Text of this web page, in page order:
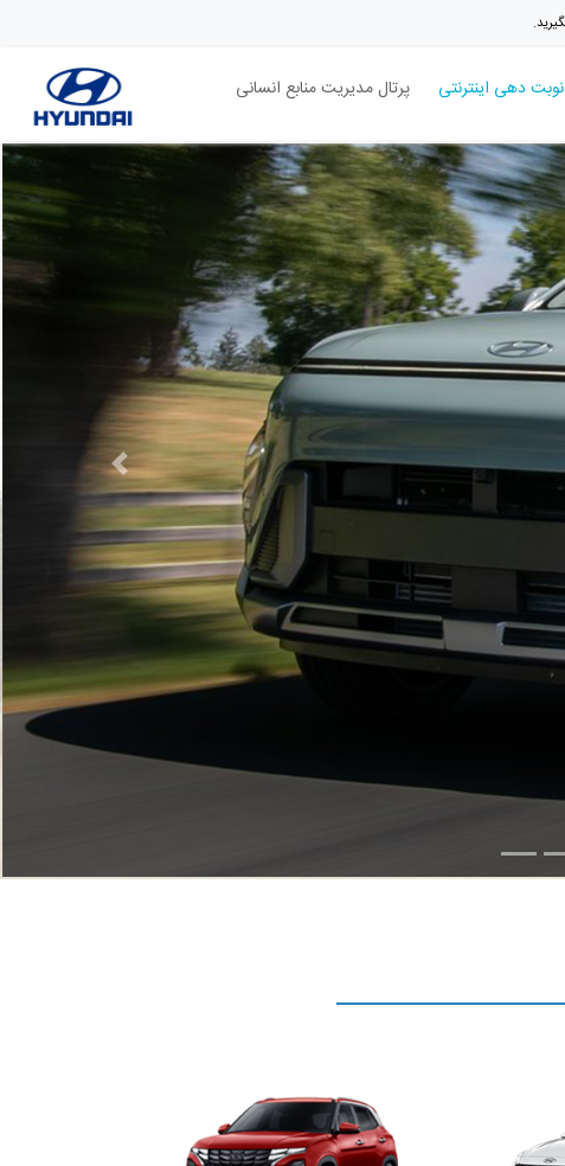
نوبت دهی اینترنتی پرتال مدیریت منابع انسانی